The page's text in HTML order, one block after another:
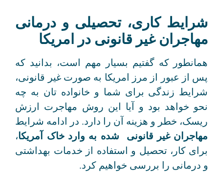
شرایط کاری، تحصیلی و درمانی
مهاجران غیر قانونی در امریکا
همانطور که گفتیم بسیار مهم است، بدانید که
پس از عبور از مرز امریکا به صورت غیر قانونی،
شرایط زندگی برای شما و خانواده تان به چه
نحو خواهد بود و آیا این روش مهاجرت ارزش
ریسک، خطر و هزینه آن را دارد. در ادامه شرایط
مهاجران غیر قانونی شده به وارد خاک آمریکا،
برای کار، تحصیل و استفاده از خدمات بهداشتی
و درمانی را بررسی خواهیم کرد.